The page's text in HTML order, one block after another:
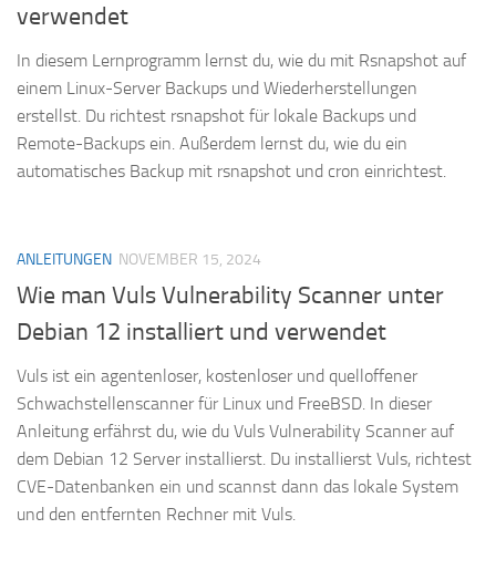
verwendet
In diesem Lernprogramm lernst du, wie du mit Rsnapshot auf
einem Linux-Server Backups und Wiederherstellungen
erstellst. Du richtest rsnapshot für lokale Backups und
Remote-Backups ein. Außerdem lernst du, wie du ein
automatisches Backup mit rsnapshot und cron einrichtest.
ANLEITUNGEN NOVEMBER 15, 2024
Wie man Vuls Vulnerability Scanner unter
Debian 12 installiert und verwendet
Vuls ist ein agentenloser, kostenloser und quelloffener
Schwachstellenscanner für Linux und FreeBSD. In dieser
Anleitung erfährst du, wie du Vuls Vulnerability Scanner auf
dem Debian 12 Server installierst. Du installierst Vuls, richtest
CVE-Datenbanken ein und scannst dann das lokale System
und den entfernten Rechner mit Vuls.